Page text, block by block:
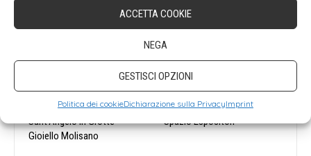
ACCETTA COOKIE
NEGA
GESTISCI OPZIONI
Politica dei cookieDichiarazione sulla PrivacyImprint
Sant'Angelo in Grotte -
Gioiello Molisano
Spazio Espositori